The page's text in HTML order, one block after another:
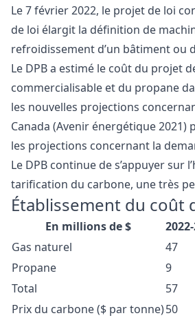
Le 7 février 2022, le projet de loi
de loi élargit la définition de
refroidissement d’un bâtiment ou
Le DPB a estimé le coût du projet
commercialisable et du propane
les nouvelles projections
Canada (Avenir énergétique 2021)
les projections concernant la
Le DPB continue de s’appuyer
tarification du carbone, une très
Établissement du coût
En millions de $
Gas naturel
47
Propane
9
Total
57
Prix du carbone ($ par tonne)50